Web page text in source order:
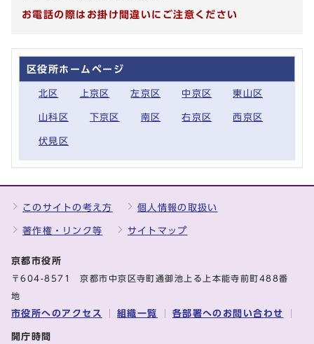
お電話の際はお掛け間違いにご注意ください
区役所ホームページ
北区 上京区 左京区 中京区 東山区
山科区 下京区 南区 右京区 西京区
伏見区
このサイトの考え方 個人情報の取扱い
著作権・リンク等 サイトマップ
京都市役所
〒604-8571 京都市中京区寺町通御池上る上本能寺前町488番
地
市役所へのアクセス 組織一覧 各部署へのお問い合わせ
開庁時間